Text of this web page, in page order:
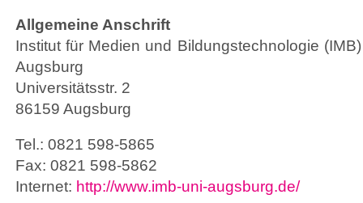
Allgemeine Anschrift
Institut für Medien und Bildungstechnologie
Augsburg
Universitätsstr. 2
86159 Augsburg
Tel.: 0821 598-5865
Fax: 0821 598-5862
Internet: http://www.imb-uni-augsburg.de/